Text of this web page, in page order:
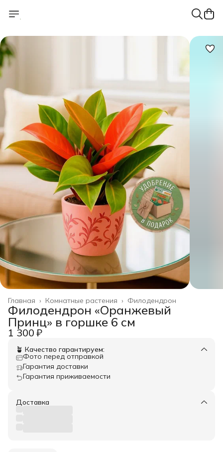
Филодендрон
Комнатные растения ›
Главная ›
Филодендрон «Оранжевый
Принц» в горшке 6 см
1 300 ₽
🪴 Качество гарантируем:
Фото перед отправкой
Гарантия доставки
Гарантия приживаемости
Доставка